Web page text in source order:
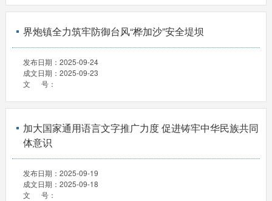
界炮镇全力筑牢防御台风“桦加沙”安全堤坝
发布日期： 2025-09-24
成文日期： 2025-09-23
文 号：
加大国家通用语言文字推广力度 促进铸牢中华民族共同
体意识
发布日期： 2025-09-19
成文日期： 2025-09-18
文 号：